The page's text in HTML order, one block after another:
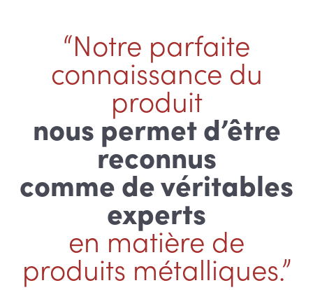
“Notre parfaite
connaissance du
produit
nous permet d’être
reconnus
comme de véritables
experts
en matière de
produits métalliques.”